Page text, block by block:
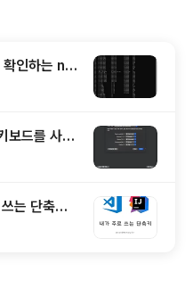
인하는 net
드를 사용
꾸는 방법
는 단축키